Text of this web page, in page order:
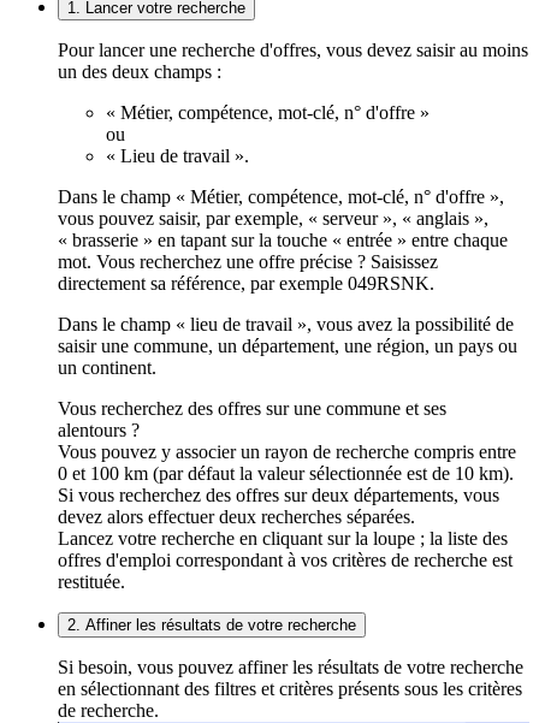
1. Lancer votre recherche
Pour lancer une recherche d'offres, vous devez saisir au moins
un des deux champs :
« Métier, compétence, mot-clé, n° d'offre »
ou
« Lieu de travail ».
Dans le champ « Métier, compétence, mot-clé, n° d'offre »,
vous pouvez saisir, par exemple, « serveur », « anglais »,
« brasserie » en tapant sur la touche « entrée » entre chaque
mot. Vous recherchez une offre précise ? Saisissez
directement sa référence, par exemple 049RSNK.
Dans le champ « lieu de travail », vous avez la possibilité de
saisir une commune, un département, une région, un pays ou
un continent.
Vous recherchez des offres sur une commune et ses
alentours ?
Vous pouvez y associer un rayon de recherche compris entre
0 et 100 km (par défaut la valeur sélectionnée est de 10 km).
Si vous recherchez des offres sur deux départements, vous
devez alors effectuer deux recherches séparées.
Lancez votre recherche en cliquant sur la loupe ; la liste des
offres d'emploi correspondant à vos critères de recherche est
restituée.
2. Affiner les résultats de votre recherche
Si besoin, vous pouvez affiner les résultats de votre recherche
en sélectionnant des filtres et critères présents sous les critères
de recherche.